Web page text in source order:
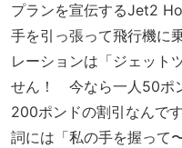
プランを宣伝するJet2
手を引っ張って飛行機に
レーションは「ジェット
せん！ 今なら一人50ポ
200ポンドの割引なんで
詞には「私の手を握って